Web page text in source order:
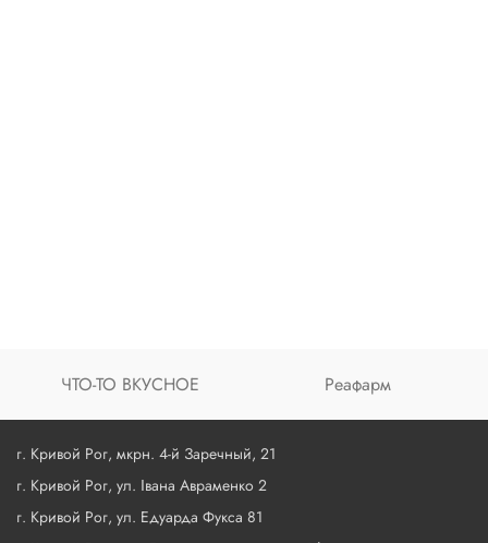
ЧТО-ТО ВКУСНОЕ Реафарм
г. Кривой Рог, мкрн. 4-й Заречный, 21
г. Кривой Рог, ул. Івана Авраменко 2
г. Кривой Рог, ул. Едуарда Фукса 81